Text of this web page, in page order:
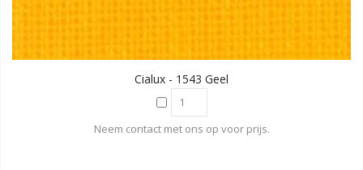
Cialux - 1543 Geel
Neem contact met ons op voor prijs.